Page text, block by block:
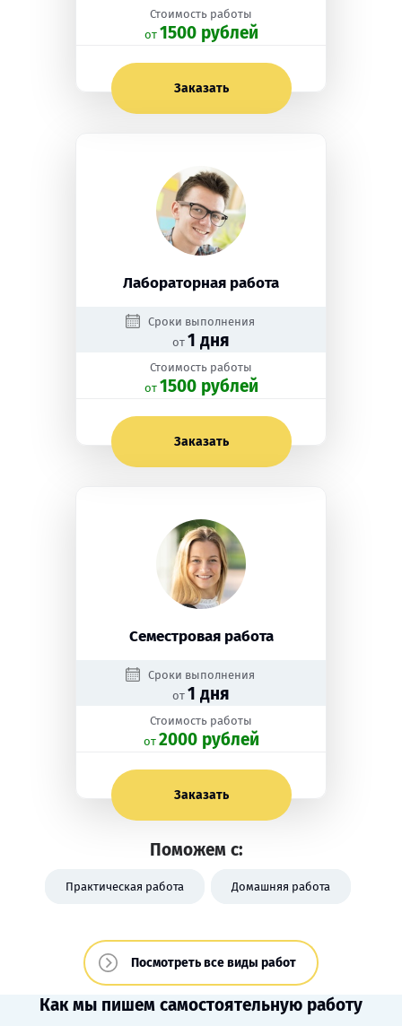
Стоимость работы
oт 1500 рублей
Заказать
Лабораторная работа
Сроки выполнения
от 1 дня
Стоимость работы
oт 1500 рублей
Заказать
Семестровая работа
Сроки выполнения
от 1 дня
Стоимость работы
oт 2000 рублей
Заказать
Поможем с:
Практическая работа Домашняя работа
Посмотреть все виды работ
Как мы пишем самостоятельную работу